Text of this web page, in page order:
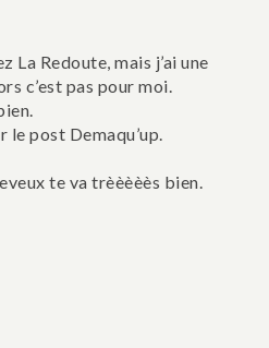
La Redoute, mais j’ai une
c’est pas pour moi.
le post Demaqu’up.
te va trèèèèès bien.